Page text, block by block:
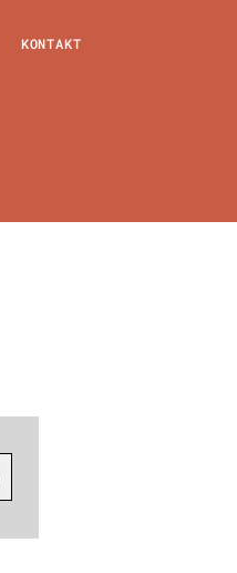
KONTAKT